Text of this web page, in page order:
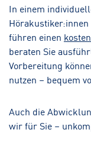
In einem
führen einen
beraten Sie
Vorbereitung
nutzen – bequem
Auch die
wir für Sie –